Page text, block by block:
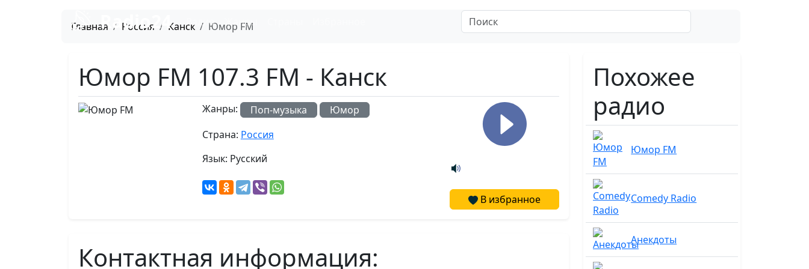
Radio24 Радио Жанры
Главная Россия Канск Юмор FM
Юмор FM 107.3 FM - Канск
Жанры: Поп-музыка
Юмор
Страна: Россия
Язык: Русский
В избранное
Контактная информация:
Похожее
радио
Юмор FM
Comedy Radio
Анекдоты